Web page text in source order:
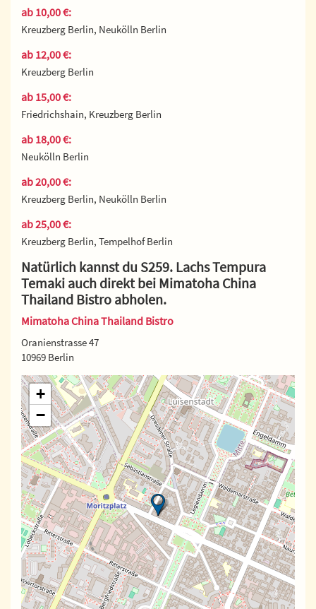
ab 10,00 €:
Kreuzberg Berlin, Neukölln Berlin
ab 12,00 €:
Kreuzberg Berlin
ab 15,00 €:
Friedrichshain, Kreuzberg Berlin
ab 18,00 €:
Neukölln Berlin
ab 20,00 €:
Kreuzberg Berlin, Neukölln Berlin
ab 25,00 €:
Kreuzberg Berlin, Tempelhof Berlin
Natürlich kannst du S259. Lachs Tempura
Temaki auch direkt bei Mimatoha China
Thailand Bistro abholen.
Mimatoha China Thailand Bistro
Oranienstrasse 47
10969 Berlin
+
−